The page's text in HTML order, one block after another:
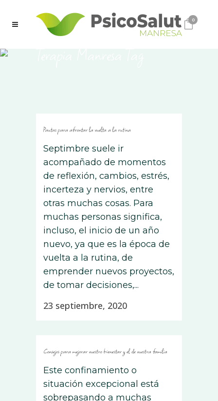
0
Pautas para afrontar la vuelta a la rutina
Septimbre suele ir
acompañado de momentos
de reflexión, cambios, estrés,
incerteza y nervios, entre
otras muchas cosas. Para
muchas personas significa,
incluso, el inicio de un año
nuevo, ya que es la época de
vuelta a la rutina, de
emprender nuevos proyectos,
de tomar decisiones,...
23 septiembre, 2020
Consejos para mejorar vuestro bienestar y el de vuestra familia
Este confinamiento o
situación excepcional está
sobrepasando a muchas